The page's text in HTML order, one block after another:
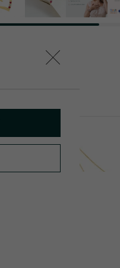
17 990 Kč